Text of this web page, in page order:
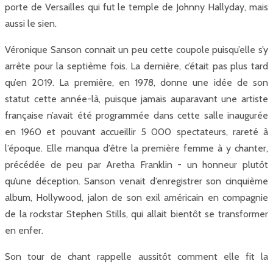
porte de Versailles qui fut le temple de Johnny Hallyday, mais
aussi le sien.
Véronique Sanson connait un peu cette coupole puisqu’elle s’y
arrête pour la septième fois. La dernière, c’était pas plus tard
qu’en 2019. La première, en 1978, donne une idée de son
statut cette année-là, puisque jamais auparavant une artiste
française n’avait été programmée dans cette salle inaugurée
en 1960 et pouvant accueillir 5 000 spectateurs, rareté à
l’époque. Elle manqua d’être la première femme à y chanter,
précédée de peu par Aretha Franklin - un honneur plutôt
qu’une déception. Sanson venait d’enregistrer son cinquième
album, Hollywood, jalon de son exil américain en compagnie
de la rockstar Stephen Stills, qui allait bientôt se transformer
en enfer.
Son tour de chant rappelle aussitôt comment elle fit la